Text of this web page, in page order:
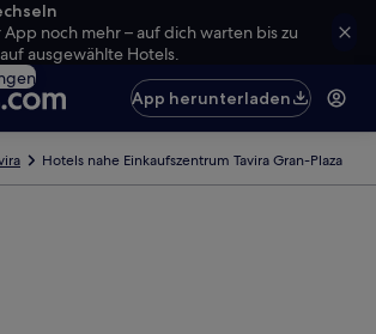
noch mehr – auf dich warten bis zu
ausgewählte Hotels.
App herunterladen
Hotels nahe Einkaufszentrum Tavira Gran-Plaza